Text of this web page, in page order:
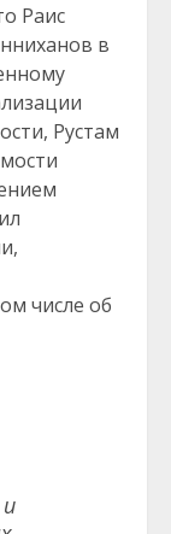
Раис
в
Рустам
числе об